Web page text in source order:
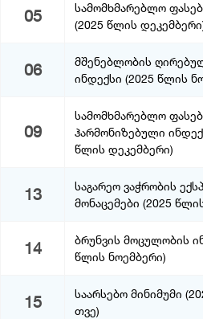
05
სამომხმარებლო
(2025 წლის
06
მშენებლობის
ინდექსი (2025 წლის
09
სამომხმარებლო
ჰარმონიზებული
წლის დეკემბერი)
13
საგარეო ვაჭრობის
მონაცემები (2025
14
ბრუნვის მოცულობის
წლის ნოემბერი)
15
საარსებო მინიმუმი
თვე)